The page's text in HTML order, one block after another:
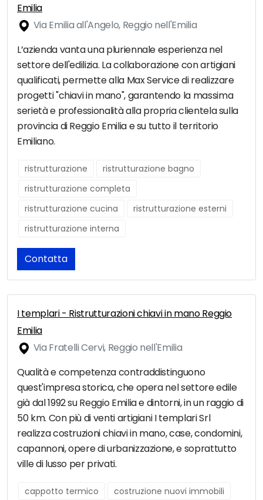
Emilia
Via Emilia all'Angelo, Reggio nell'Emilia
L’azienda vanta una pluriennale esperienza nel
settore dell'edilizia. La collaborazione con artigiani
qualificati, permette alla Max Service di realizzare
progetti "chiavi in mano", garantendo la massima
serietà e professionalità alla propria clientela sulla
provincia di Reggio Emilia e su tutto il territorio
Emiliano.
ristrutturazione
ristrutturazione bagno
ristrutturazione completa
ristrutturazione cucina
ristrutturazione esterni
ristrutturazione interna
Contatta
I templari - Ristrutturazioni chiavi in mano Reggio
Emilia
Via Fratelli Cervi, Reggio nell'Emilia
Qualità e competenza contraddistinguono
quest'impresa storica, che opera nel settore edile
già dal 1992 su Reggio Emilia e dintorni, in un raggio di
50 km. Con più di venti artigiani I templari Srl
realizza costruzioni chiavi in mano, case, condomini,
capannoni, opere di urbanizzazione, e soprattutto
ville di lusso per privati.
cappotto termico costruzione nuovi immobili